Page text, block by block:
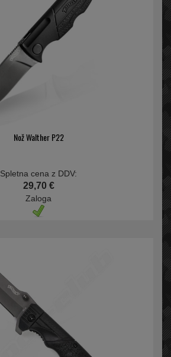
Nož Walther P22
Spletna cena z DDV:
29,70 €
Zaloga